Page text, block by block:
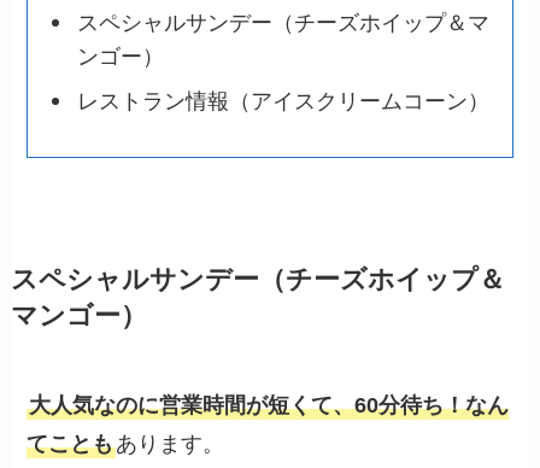
スペシャルサンデー（チーズホイップ＆マ
ンゴー）
レストラン情報（アイスクリームコーン）
スペシャルサンデー（チーズホイップ＆
マンゴー）
大人気なのに営業時間が短くて、60分待ち！なん
てこともあります。